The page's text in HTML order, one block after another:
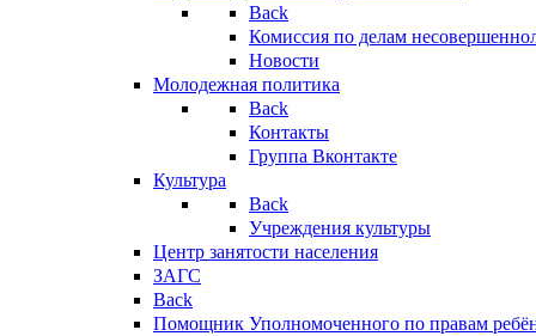
Back
Комиссия по делам
Новости
Молодежная политика
Back
Контакты
Группа Вконтакте
Культура
Back
Учреждения культуры
Центр занятости населения
ЗАГС
Back
Помощник Уполномоченного по правам